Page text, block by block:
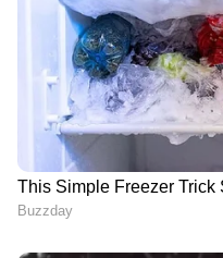
DOWNLOAD APP
ഇന്ത്യയിലെയും